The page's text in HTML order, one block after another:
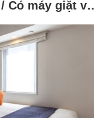
Có máy giặt và